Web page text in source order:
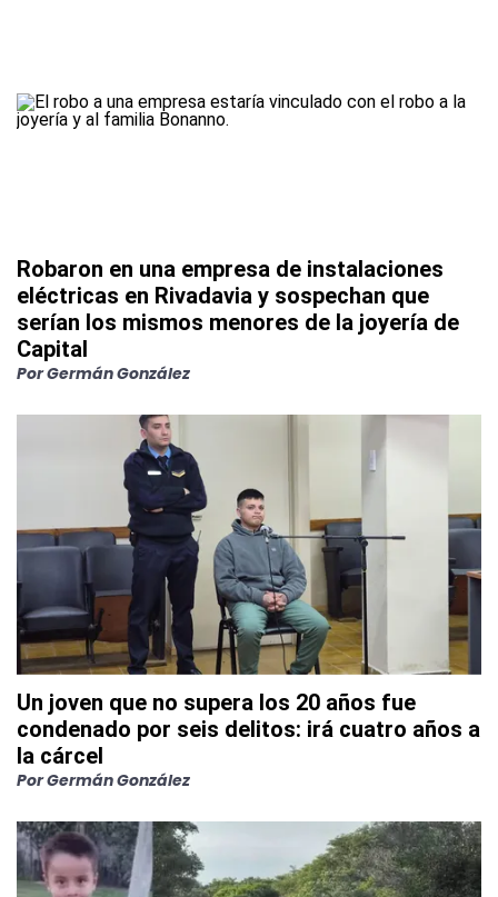
Robaron en una empresa de instalaciones
eléctricas en Rivadavia y sospechan que
serían los mismos menores de la joyería de
Capital
PorGermán González
Un joven que no supera los 20 años fue
condenado por seis delitos: irá cuatro años a
la cárcel
PorGermán González